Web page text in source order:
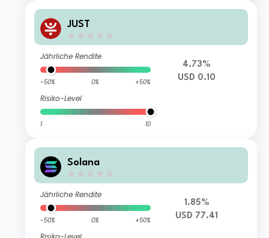
JUST
Jährliche Rendite
-50% 0% +50%
Risiko-Level
1 10
4.73%
USD 0.10
Solana
Jährliche Rendite
-50% 0% +50%
1.85%
USD 77.41